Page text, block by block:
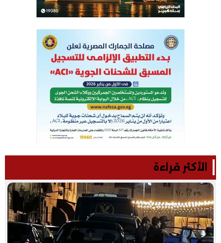
الأكثر قراءة